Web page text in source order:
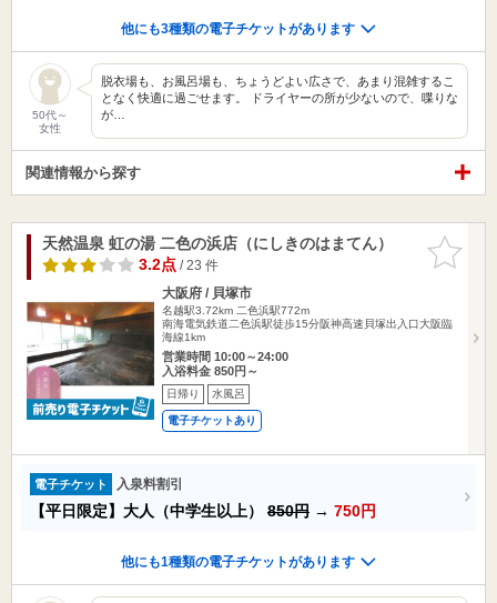
他にも3種類の電子チケットがあります
50代～
女性
脱衣場も、お風呂場も、ちょうどよい広さで、あまり混雑するこ
となく快適に過ごせます。 ドライヤーの所が少ないので、喋りな
が…
関連情報から探す
お気に入
りに追加
天然温泉 虹の湯 二色の浜店（にしきのはまてん）
3.2点/ 23 件
大阪府 / 貝塚市
名越駅3.72km 二色浜駅772m
南海電気鉄道二色浜駅徒歩15分阪神高速貝塚出入口大阪臨
海線1km
営業時間 10:00～24:00
入浴料金 850円～
日帰り 水風呂
電子チケットあり
電子チケット 入泉料割引
【平日限定】大人（中学生以上） 850円 → 750円
他にも1種類の電子チケットがあります